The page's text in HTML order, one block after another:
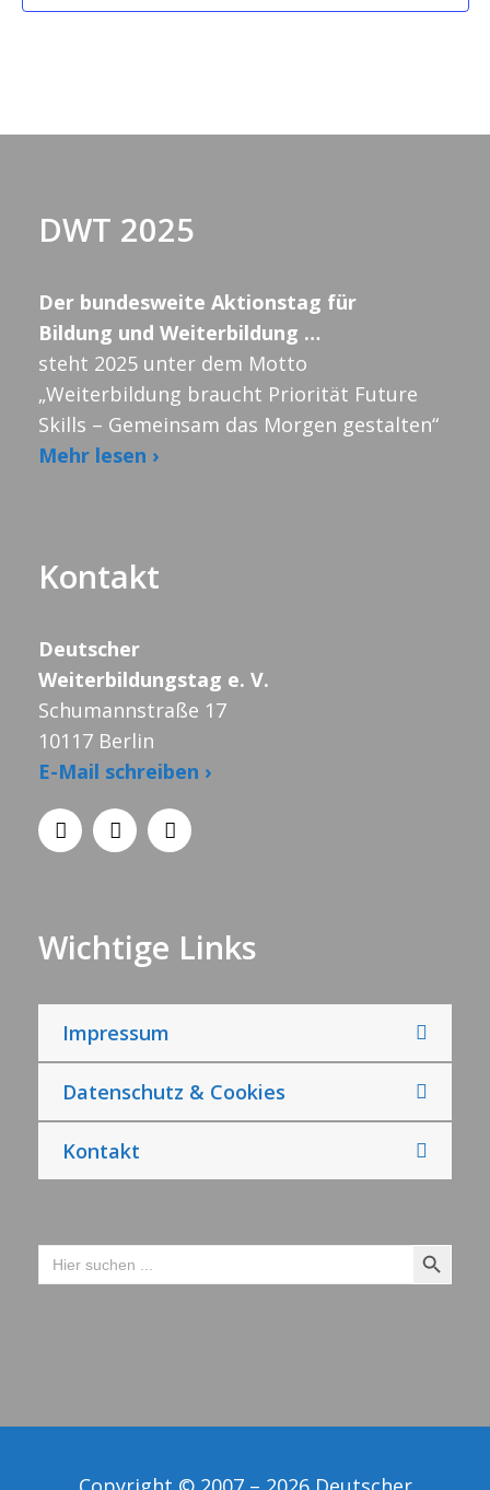
ä
.
DWT 2025
Der bundesweite Aktionstag für
Bildung und Weiterbildung …
steht 2025 unter dem Motto
„Weiterbildung braucht Priorität Future
Skills – Gemeinsam das Morgen gestalten“
Mehr lesen ›
Kontakt
Deutscher
Weiterbildungstag e. V.
Schumannstraße 17
10117 Berlin
E-Mail schreiben ›
Wichtige Links
Impressum
Datenschutz & Cookies
Kontakt
Search
for:
Search Button